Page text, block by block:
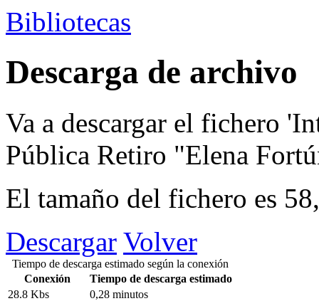
Bibliotecas
Descarga de archivo
Va a descargar el fichero
Pública Retiro "Elena
El tamaño del fichero es
Descargar Volver
Tiempo de descarga estimado según la conexión
Conexión
Tiempo de descarga estimado
28.8 Kbs
0,28 minutos